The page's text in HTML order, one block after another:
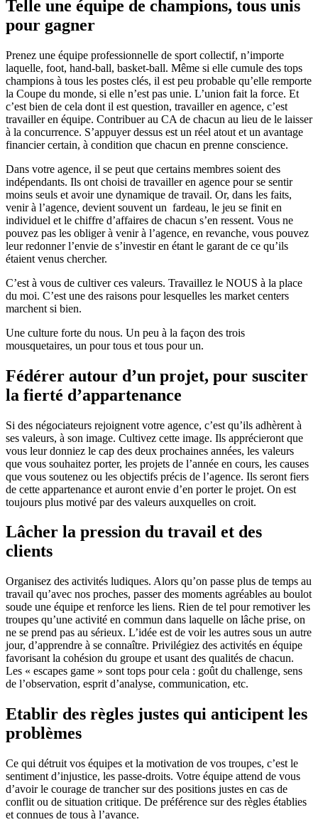
Telle une équipe de champions, tous unis
pour gagner
Prenez une équipe professionnelle de sport collectif, n’importe
laquelle, foot, hand-ball, basket-ball. Même si elle cumule des tops
champions à tous les postes clés, il est peu probable qu’elle remporte
la Coupe du monde, si elle n’est pas unie. L’union fait la force. Et
c’est bien de cela dont il est question, travailler en agence, c’est
travailler en équipe. Contribuer au CA de chacun au lieu de le laisser
à la concurrence. S’appuyer dessus est un réel atout et un avantage
financier certain, à condition que chacun en prenne conscience.
Dans votre agence, il se peut que certains membres soient des
indépendants. Ils ont choisi de travailler en agence pour se sentir
moins seuls et avoir une dynamique de travail. Or, dans les faits,
venir à l’agence, devient souvent un fardeau, le jeu se finit en
individuel et le chiffre d’affaires de chacun s’en ressent. Vous ne
pouvez pas les obliger à venir à l’agence, en revanche, vous pouvez
leur redonner l’envie de s’investir en étant le garant de ce qu’ils
étaient venus chercher.
C’est à vous de cultiver ces valeurs. Travaillez le NOUS à la place
du moi. C’est une des raisons pour lesquelles les market centers
marchent si bien.
Une culture forte du nous. Un peu à la façon des trois
mousquetaires, un pour tous et tous pour un.
Fédérer autour d’un projet, pour susciter
la fierté d’appartenance
Si des négociateurs rejoignent votre agence, c’est qu’ils adhèrent à
ses valeurs, à son image. Cultivez cette image. Ils apprécieront que
vous leur donniez le cap des deux prochaines années, les valeurs
que vous souhaitez porter, les projets de l’année en cours, les causes
que vous soutenez ou les objectifs précis de l’agence. Ils seront fiers
de cette appartenance et auront envie d’en porter le projet. On est
toujours plus motivé par des valeurs auxquelles on croit.
Lâcher la pression du travail et des
clients
Organisez des activités ludiques. Alors qu’on passe plus de temps au
travail qu’avec nos proches, passer des moments agréables au boulot
soude une équipe et renforce les liens. Rien de tel pour remotiver les
troupes qu’une activité en commun dans laquelle on lâche prise, on
ne se prend pas au sérieux. L’idée est de voir les autres sous un autre
jour, d’apprendre à se connaître. Privilégiez des activités en équipe
favorisant la cohésion du groupe et usant des qualités de chacun.
Les « escapes game » sont tops pour cela : goût du challenge, sens
de l’observation, esprit d’analyse, communication, etc.
Etablir des règles justes qui anticipent les
problèmes
Ce qui détruit vos équipes et la motivation de vos troupes, c’est le
sentiment d’injustice, les passe-droits. Votre équipe attend de vous
d’avoir le courage de trancher sur des positions justes en cas de
conflit ou de situation critique. De préférence sur des règles établies
et connues de tous à l’avance.